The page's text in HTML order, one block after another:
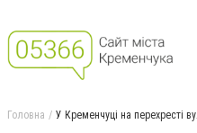
Головна У Кременчуці на перехресті